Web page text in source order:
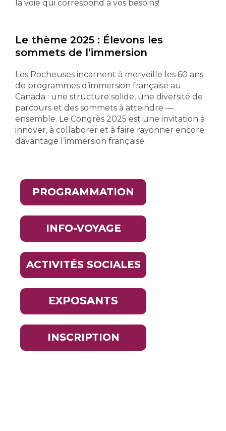
la voie qui correspond à vos besoins!
Le thème 2025 : Élevons les
sommets de l’immersion
Les Rocheuses incarnent à merveille les 60ans
de programmes d’immersion française au
Canada : une structuresolide, une diversité de
parcours et dessommets àatteindre —
ensemble. Le Congrès 2025est une invitation à
innover, àcollaborer et à faire rayonner encore
davantage l’immersion française.
PROGRAMMATION
INFO-VOYAGE
ACTIVITÉS SOCIALES
EXPOSANTS
INSCRIPTION